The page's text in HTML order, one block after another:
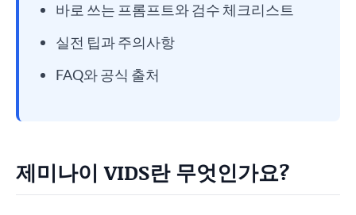
바로 쓰는 프롬프트와 검수 체크리스트
실전 팁과 주의사항
FAQ와 공식 출처
제미나이 VIDS란 무엇인가요?